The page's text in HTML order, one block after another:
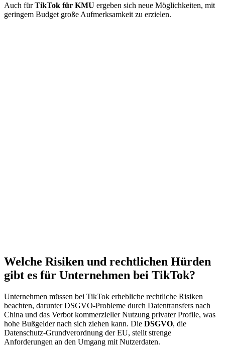
Auch fürTikTok für KMU ergeben sich neue Möglichkeiten, mit
geringem Budget große Aufmerksamkeit zu erzielen.
Welche Risiken und rechtlichen Hürden
gibt es für Unternehmen bei TikTok?
Unternehmen müssen bei TikTok erhebliche rechtliche Risiken
beachten, darunter DSGVO-Probleme durch Datentransfers nach
China und das Verbot kommerzieller Nutzung privater Profile, was
hohe Bußgelder nach sich ziehen kann. Die DSGVO, die
Datenschutz-Grundverordnung der EU, stellt strenge
Anforderungen an den Umgang mit Nutzerdaten.